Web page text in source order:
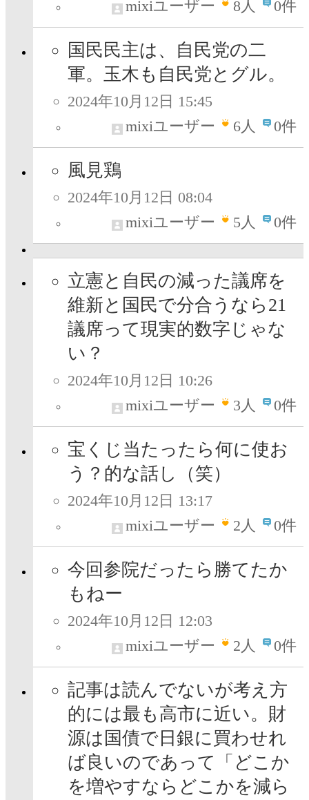
mixiユーザー
8人 0件
国民民主は、自民党の二
軍。玉木も自民党とグル。
2024年10月12日 15:45
mixiユーザー
6人 0件
風見鶏
2024年10月12日 08:04
mixiユーザー
5人 0件
立憲と自民の減った議席を
維新と国民で分合うなら21
議席って現実的数字じゃな
い？
2024年10月12日 10:26
mixiユーザー
3人 0件
宝くじ当たったら何に使お
う？的な話し（笑）
2024年10月12日 13:17
mixiユーザー
2人 0件
今回参院だったら勝てたか
もねー
2024年10月12日 12:03
mixiユーザー
2人 0件
記事は読んでないが考え方
的には最も高市に近い。財
源は国債で日銀に買わせれ
ば良いのであって「どこか
を増やすならどこかを減ら